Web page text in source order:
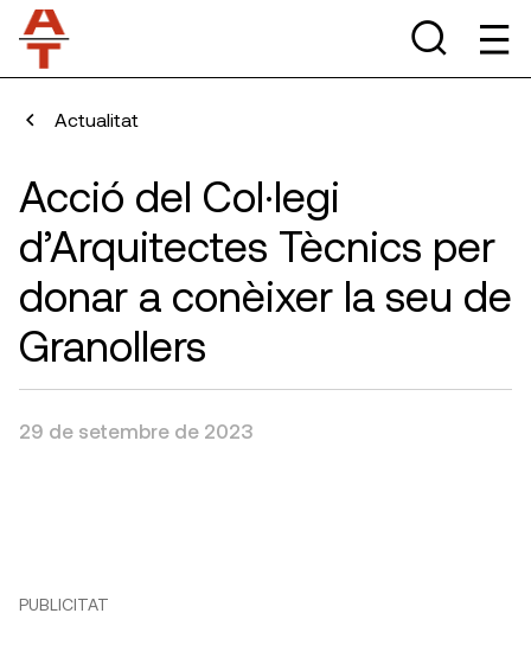
Actualitat
Acció del Col·legi
d’Arquitectes Tècnics per
donar a conèixer la seu de
Granollers
29 de setembre de 2023
PUBLICITAT